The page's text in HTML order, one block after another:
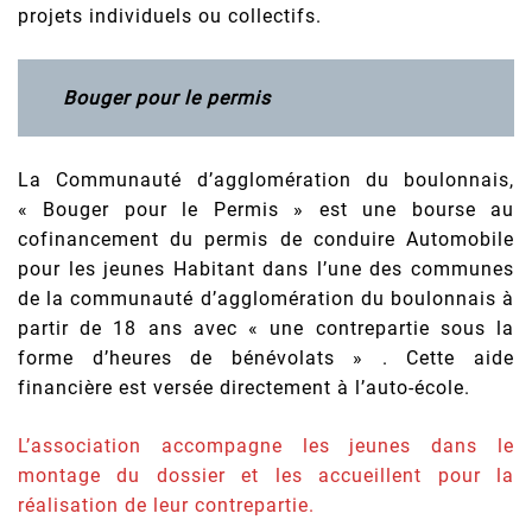
projets individuels ou collectifs.
Bouger pour le permis
La Communauté d’agglomération du boulonnais,
« Bouger pour le Permis » est une bourse au
cofinancement du permis de conduire Automobile
pour les jeunes Habitant dans l’une des communes
de la communauté d’agglomération du boulonnais à
partir de 18 ans avec « une contrepartie sous la
forme d’heures de bénévolats » . Cette aide
financière est versée directement à l’auto-école.
L’association accompagne les jeunes dans le
montage du dossier et les accueillent pour la
réalisation de leur contrepartie.